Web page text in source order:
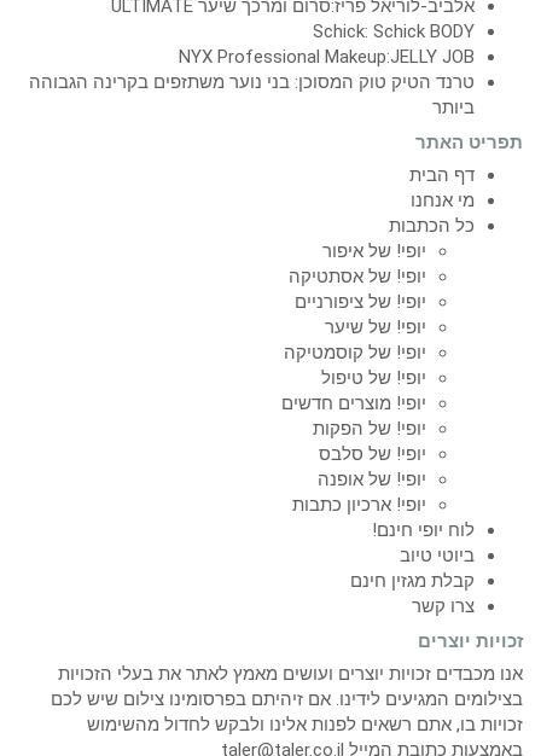
אלביב-לוריאל פריז:סרום ומרכך שיער ULTIMATE
Schick: Schick BODY
NYX Professional Makeup:JELLY JOB
טרנד הטיק טוק המסוכן: בני נוער משתזפים בקרינה הגבוהה
ביותר
תפריט האתר
דף הבית
מי אנחנו
כל הכתבות
יופי! של איפור
יופי! של אסתטיקה
יופי! של ציפורניים
יופי! של שיער
יופי! של קוסמטיקה
יופי! של טיפול
יופי! מוצרים חדשים
יופי! של הפקות
יופי! של סלבס
יופי! של אופנה
יופי! ארכיון כתבות
לוח יופי חינם!
ביוטי טיוב
קבלת מגזין חינם
צרו קשר
זכויות יוצרים
אנו מכבדים זכויות יוצרים ועושים מאמץ לאתר את בעלי הזכויות
בצילומים המגיעים לידינו. אם זיהיתם בפרסומינו צילום שיש לכם
זכויות בו, אתם רשאים לפנות אלינו ולבקש לחדול מהשימוש
באמצעות כתובת המייל taler@taler.co.il